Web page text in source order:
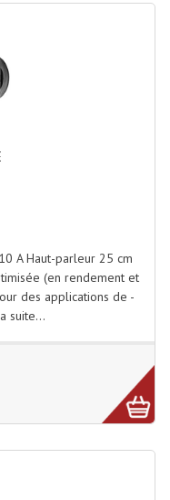
A Haut-parleur 25 cm
(en rendement et
des applications de -
suite...